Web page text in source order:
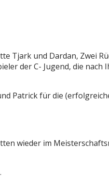
Tjark und Dardan, Zwei
der C- Jugend, die nach
Patrick für die
wieder im